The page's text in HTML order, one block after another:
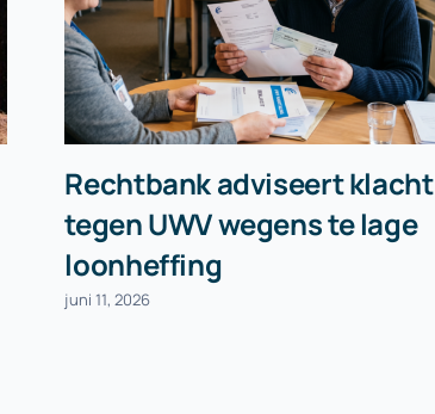
Rechtbank adviseert klacht
tegen UWV wegens te lage
loonheffing
juni 11, 2026